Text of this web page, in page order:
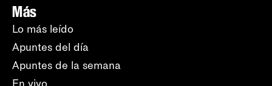
Más
Lo más leído
Apuntes del día
Apuntes de la semana